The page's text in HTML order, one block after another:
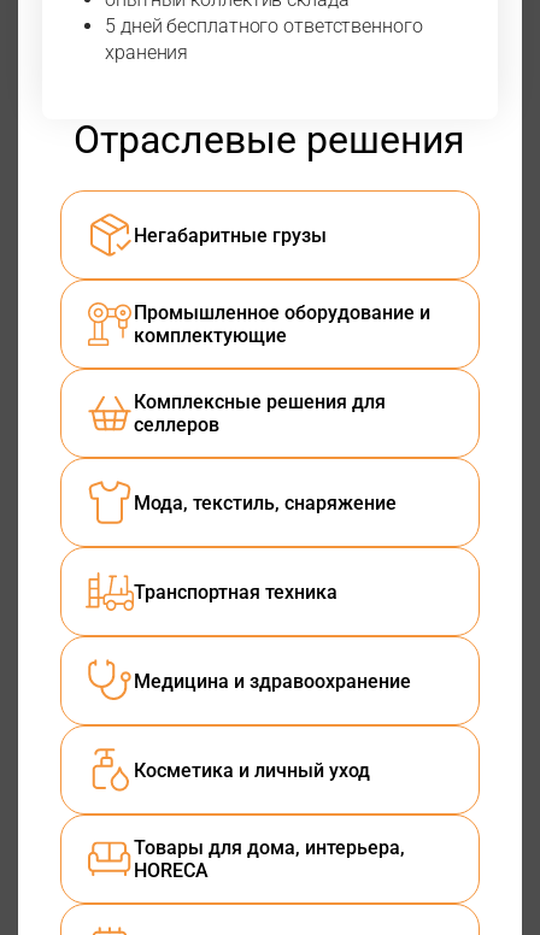
5 дней бесплатного ответственного
хранения
Отраслевые решения
Негабаритные грузы
Промышленное оборудование и
комплектующие
Комплексные решения для
селлеров
Мода, текстиль, снаряжение
Транспортная техника
Медицина и здравоохранение
Косметика и личный уход
Товары для дома, интерьера,
HORECA